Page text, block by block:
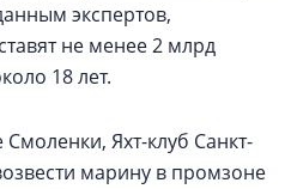
экспертов,
не менее 2 млрд
18 лет.
Яхт-клуб Санкт-
марину в промзоне